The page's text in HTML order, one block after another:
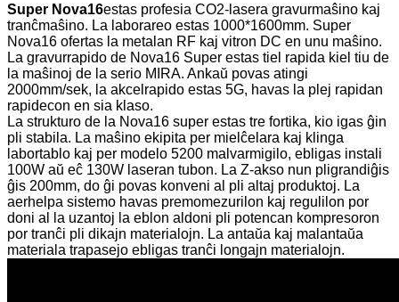
Super Nova16estas profesia CO2-lasera gravurmaŝino kaj
tranĉmaŝino. La laborareo estas 1000*1600mm. Super
Nova16 ofertas la metalan RF kaj vitron DC en unu maŝino.
La gravurrapido de Nova16 Super estas tiel rapida kiel tiu de
la maŝinoj de la serio MIRA. Ankaŭ povas atingi
2000mm/sek, la akcelrapido estas 5G, havas la plej rapidan
rapidecon en sia klaso.
La strukturo de la Nova16 super estas tre fortika, kio igas ĝin
pli stabila. La maŝino ekipita per mielĉelara kaj klinga
labortablo kaj per modelo 5200 malvarmigilo, ebligas instali
100W aŭ eĉ 130W laseran tubon. La Z-akso nun pligrandiĝis
ĝis 200mm, do ĝi povas konveni al pli altaj produktoj. La
aerhelpa sistemo havas premomezurilon kaj regulilon por
doni al la uzantoj la eblon aldoni pli potencan kompresoron
por tranĉi pli dikajn materialojn. La antaŭa kaj malantaŭa
materiala trapasejo ebligas tranĉi longajn materialojn.